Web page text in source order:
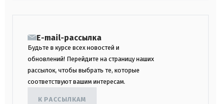
E-mail-рассылка
Будьте в курсе всех новостей и
обновлений! Перейдите на страницу наших
рассылок, чтобы выбрать те, которые
соответствуют вашим интересам.
К РАССЫЛКАМ